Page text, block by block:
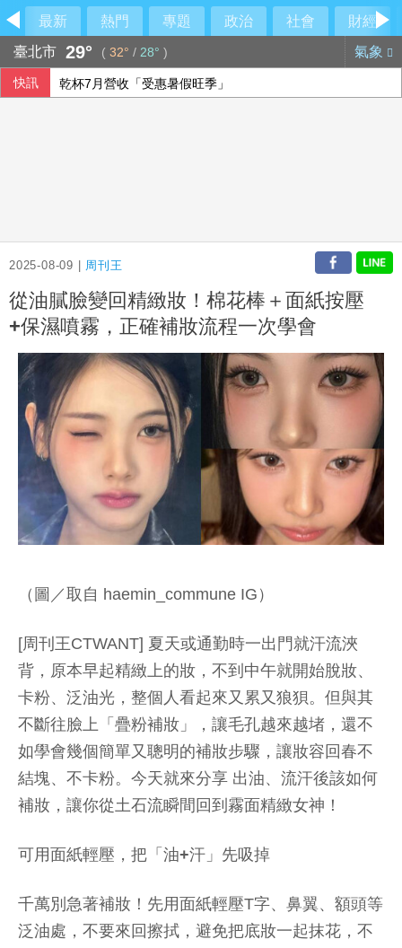
最新 熱門 專題 政治 社會
財經
臺北市 29° ( 32° / 28° ) 氣象
快訊 乾杯7月營收「受惠暑假旺季」
2025-08-09 | 周刊王
從油膩臉變回精緻妝！棉花棒＋面紙按壓
+保濕噴霧，正確補妝流程一次學會
（圖／取自 haemin_commune IG）
[周刊王CTWANT] 夏天或通勤時一出門就汗流浹
背，原本早起精緻上的妝，不到中午就開始脫妝、
卡粉、泛油光，整個人看起來又累又狼狽。但與其
不斷往臉上「疊粉補妝」，讓毛孔越來越堵，還不
如學會幾個簡單又聰明的補妝步驟，讓妝容回春不
結塊、不卡粉。今天就來分享 出油、流汗後該如何
補妝，讓你從土石流瞬間回到霧面精緻女神！
可用面紙輕壓，把「油+汗」先吸掉
千萬別急著補妝！先用面紙輕壓T字、鼻翼、額頭等
泛油處，不要來回擦拭，避免把底妝一起抹花，不